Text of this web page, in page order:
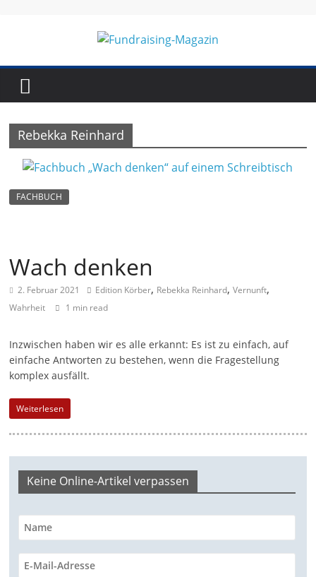
Fundraising-
Magazin
r
e
n
m
n
f
ü
r
S
z
Rebekka Reinhard
FACHBUCH
Wach denken
2. Februar 2021 Edition Körber, Rebekka Reinhard,Vernunft,
Wahrheit 1 min read
Inzwischen haben wir es alle erkannt: Es ist zu einfach, auf
einfache Antworten zu bestehen, wenn die Fragestellung
komplex ausfällt.
Weiterlesen
Keine Online-Artikel verpassen